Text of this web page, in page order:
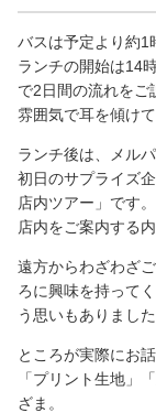
バスは予定より約1
ランチの開始は14
で2日間の流れをご
雰囲気で耳を傾け
ランチ後は、メル
初日のサプライズ
店内ツアー」です
店内をご案内する内
遠方からわざわざ
ろに興味を持って
う思いもありました
ところが実際にお
「プリント生地」
ざま。